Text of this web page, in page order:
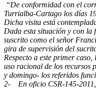
“De conformidad con el
Turrialba-Cartago los días
Dicha visita está
Dada esta situación y con la
suscrito como el señor
gira de supervisión del
Respecto a este primer
uso racional de los recursos
y domingo- los referidos
2- En oficio CSR-145-2011,